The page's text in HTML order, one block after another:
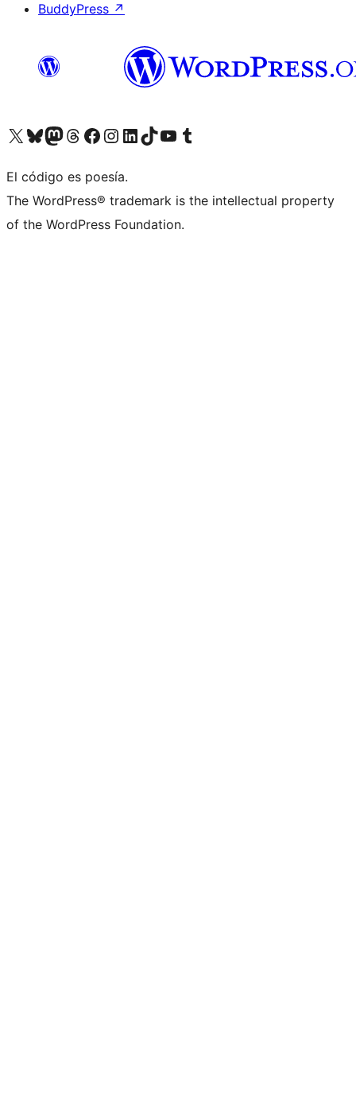
BuddyPress ↗
Visita nuestra cuenta de X (anteriormente Twitter)
Visita nuestra cuenta de Bluesky
Visita nuestra cuenta de Mastodon
Visita nuestra cuenta de Threads
Visita nuestra página de Facebook
Visita nuestra cuenta de Instagram
Visita nuestra cuenta de LinkedIn
Visita nuestra cuenta de TikTok
Visita nuestro canal de YouTube
Visita nuestra cuenta de Tumblr
El código es poesía.
The WordPress® trademark is the intellectual property
of the WordPress Foundation.